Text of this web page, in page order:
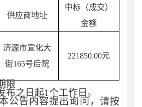
供应商地址
中标（成交）
金额
济源市宣化大
街165号后院
221850.00元
限
布之日起1个工作日。
公告内容提出询问，请按